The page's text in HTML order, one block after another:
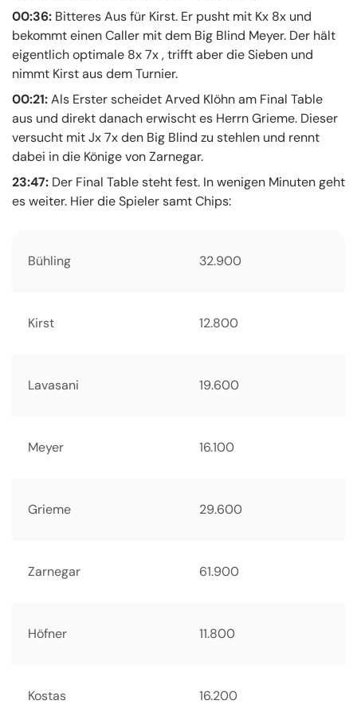
00:36: Bitteres Aus für Kirst. Er pusht mit Kx 8x und
bekommt einen Caller mit dem Big Blind Meyer. Der hält
eigentlich optimale 8x 7x , trifft aber die Sieben und
nimmt Kirst aus dem Turnier.
00:21:Als Erster scheidet Arved Klöhn am Final Table
aus und direkt danach erwischt es Herrn Grieme. Dieser
versucht mit Jx 7x den Big Blind zu stehlen und rennt
dabei in die Könige von Zarnegar.
23:47: Der Final Table steht fest. In wenigen Minuten geht
es weiter. Hier die Spieler samt Chips:
Bühling 32.900
Kirst 12.800
Lavasani 19.600
Meyer 16.100
Grieme 29.600
Zarnegar 61.900
Höfner 11.800
Kostas 16.200